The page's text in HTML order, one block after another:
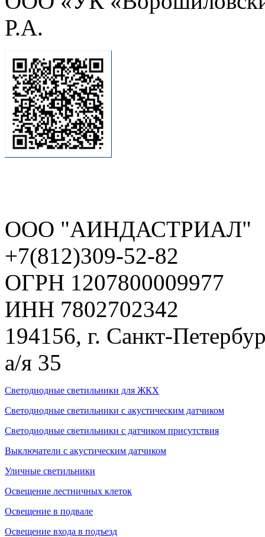
Р.А.
ООО "АИНДАСТРИАЛ"
+7(812)309-52-82
ОГРН 1207800009977
ИНН 7802702342
194156, г. Санкт-
а/я 35
Светодиодные светильники для ЖКХ
Светодиодные светильники с акустическим датчиком
Светодиодные светильники с датчиком присутствия
Выключатели с акустическим датчиком
Уличные светильники
Освещение лестничных клеток
Освещение в подвале
Освещение входа в подъезд